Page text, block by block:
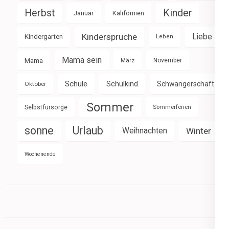
Herbst Januar Kalifornien Kinder
Kindergarten Kindersprüche Leben Liebe
Mama Mama sein März November
Oktober Schule Schulkind Schwangerschaft
Selbstfürsorge Sommer Sommerferien
sonne Urlaub Weihnachten Winter
Wochenende